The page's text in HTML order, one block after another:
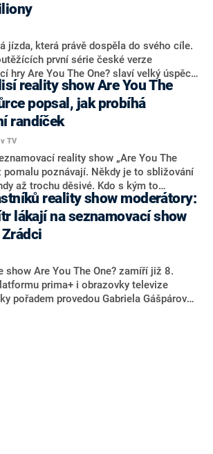
jízda, která právě dospěla do svého cíle.
první série české verze
hry Are You The One? slaví velký úspěch.
Matching Ceremony se totiž podařilo
ideální páry, které ještě před začátkem
k tomu povolaní odborníci.
popsal, jak probíhá
randíček
TV
reality show „Are You The
pomalu poznávají. Někdy je to sbližování
až trochu děsivé. Kdo s kým to
dohromady a trefí se do předpovědi
uvidíte na Primě i na portálu prima+.
lákají na seznamovací show
show Are You The One? zamíří již 8.
prima+ i obrazovky televize
pořadem provedou Gabriela Gášpárová